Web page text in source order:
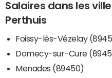
Salaires dans les
Perthuis
Foissy-lès-Vézelay
Domecy-sur-Cure
Menades (89450)